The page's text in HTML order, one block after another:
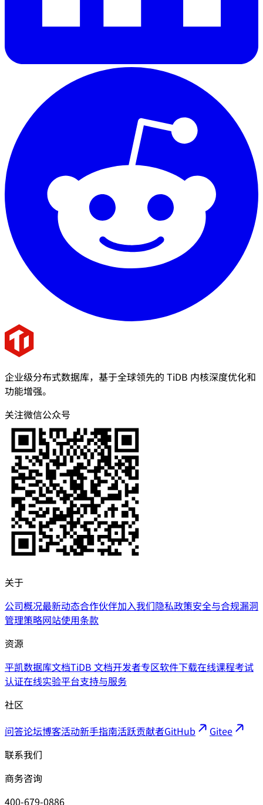
企业级分布式数据库，基于全球领先的 TiDB 内核深度优化和
功能增强。
关注微信公众号
关于
公司概况最新动态合作伙伴加入我们隐私政策安全与合规漏洞
管理策略网站使用条款
资源
平凯数据库文档TiDB 文档开发者专区软件下载在线课程考试
认证在线实验平台支持与服务
社区
问答论坛博客活动新手指南活跃贡献者GitHub
Gitee
联系我们
商务咨询
400-679-0886